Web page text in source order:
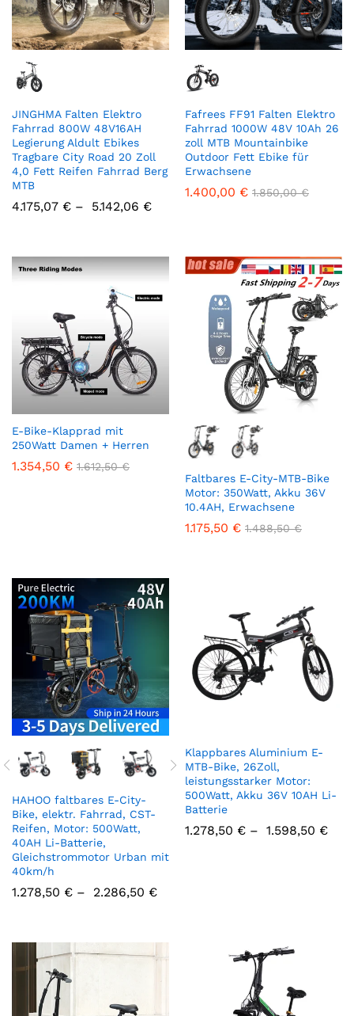
JINGHMA Falten Elektro
Fahrrad 800W 48V16AH
Legierung Aldult Ebikes
Tragbare City Road 20 Zoll
4,0 Fett Reifen Fahrrad Berg
MTB
4.175,07 € – 5.142,06 €
Fafrees FF91 Falten Elektro
Fahrrad 1000W 48V 10Ah 26
zoll MTB Mountainbike
Outdoor Fett Ebike für
Erwachsene
1.400,00 € 1.850,00€
E-Bike-Klapprad mit
250Watt Damen + Herren
1.354,50 € 1.612,50€
Faltbares E-City-MTB-Bike
Motor: 350Watt, Akku 36V
10.4AH, Erwachsene
1.175,50 € 1.488,50€
HAHOO faltbares E-City-
Bike, elektr. Fahrrad, CST-
Reifen, Motor: 500Watt,
40AH Li-Batterie,
Gleichstrommotor Urban mit
40km/h
1.278,50 € – 2.286,50 €
Klappbares Aluminium E-
MTB-Bike, 26Zoll,
leistungsstarker Motor:
500Watt, Akku 36V 10AH Li-
Batterie
1.278,50 € – 1.598,50 €